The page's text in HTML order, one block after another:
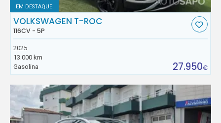
EM DESTAQUE
VOLKSWAGEN T-ROC
116CV - 5P
2025
13.000 km
Gasolina
27.950€